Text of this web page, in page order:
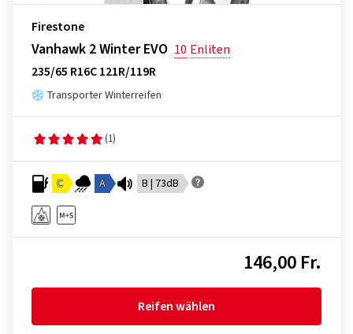
Firestone
Vanhawk 2 Winter EVO 10 Enliten
235/65 R16C 121R/119R
Transporter Winterreifen
(1)
C A B | 73dB
146,00 Fr.
Reifen wählen